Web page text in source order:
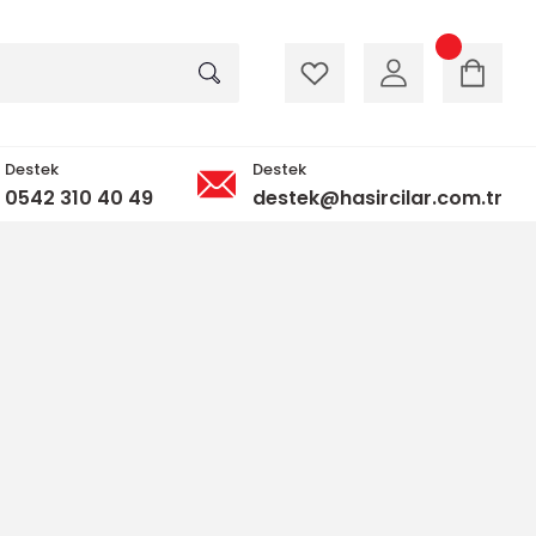
Destek
0542 310 40 49
Destek
destek@hasircilar.com.tr